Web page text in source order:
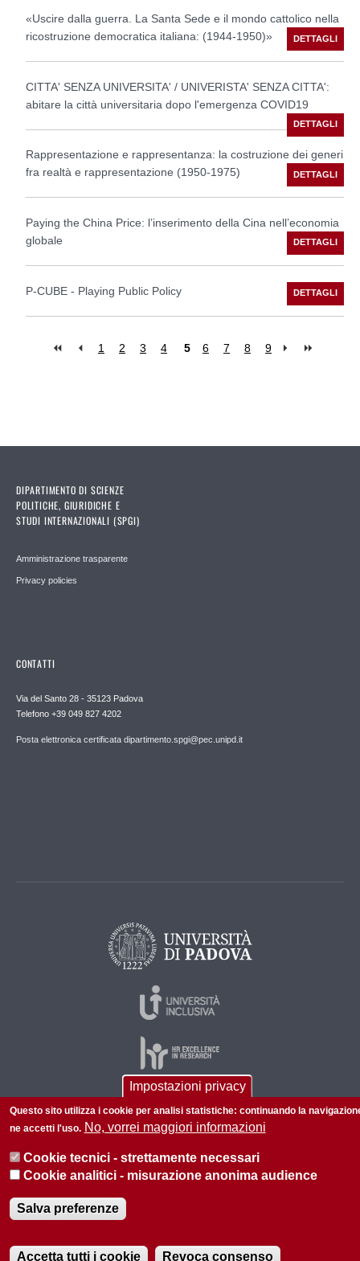
«Uscire dalla guerra. La Santa Sede e il mondo cattolico nella
ricostruzione democratica italiana: (1944-1950)»
CITTA' SENZA UNIVERSITA' / UNIVERISTA' SENZA CITTA':
abitare la città universitaria dopo l'emergenza COVID19
Rappresentazione e rappresentanza: la costruzione dei generi
fra realtà e rappresentazione (1950-1975)
Paying the China Price: l’inserimento della Cina nell’economia
globale
P-CUBE - Playing Public Policy
1 2 3 4 5 6 7 8 9
DIPARTIMENTO DI SCIENZE
POLITICHE, GIURIDICHE E
STUDI INTERNAZIONALI (SPGI)
Amministrazione trasparente
Privacy policies
CONTATTI
Via del Santo 28 - 35123 Padova
Telefono +39 049 827 4202
Posta elettronica certificata dipartimento.spgi@pec.unipd.it
© 2026 Università di Padova - Tutti i diritti riservati
Informazioni su questo sito
Impostazioni privacy
Questo sito utilizza i cookie per analisi statistiche: continuando la
ne accetti l'uso. No, vorrei maggiori informazioni
Cookie tecnici - strettamente necessari
Cookie analitici - misurazione anonima audience
Salva preferenze
Accetta tutti i cookie Revoca consenso